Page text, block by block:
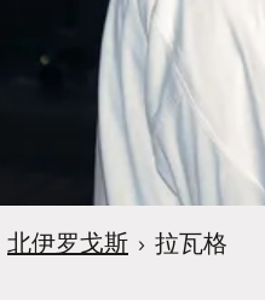
北伊罗戈斯 › 拉瓦格